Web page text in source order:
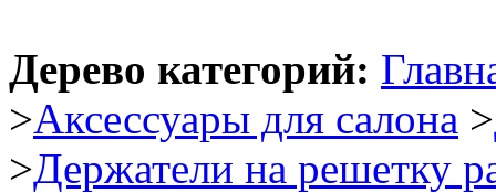
Дерево категорий:
>Аксессуары для салона >
>Держатели на решетку